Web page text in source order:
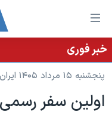
لینکهای
قابل
دسترسی
جهش
محتوای
خانه
نسخه سبک وب‌سایت
موضوع ها
خبر فوری
پنجشنبه ۱۵ مرداد ۱۴۰۵ ایران ۰۵:۱۰
اولين سفر